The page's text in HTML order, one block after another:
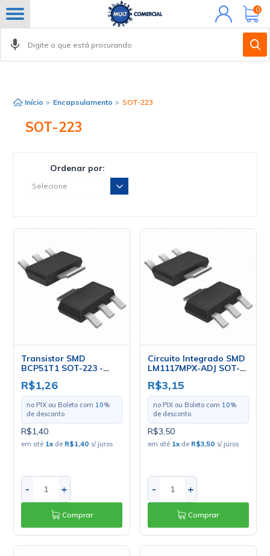
Minha
conta
0
Início > Encapsulamento > SOT-223
SOT-223
Ordenar por:
Transistor SMD
BCP51T1 SOT-223 -
R$1,26
no PIX ou Boleto com 10%
de desconto
R$1,40
em até 1x de R$1,40 s/ juros
- +
Comprar
Circuito Integrado SMD
LM1117MPX-ADJ SOT-
R$3,15
no PIX ou Boleto com 10%
de desconto
R$3,50
em até 1x de R$3,50 s/ juros
- +
Comprar